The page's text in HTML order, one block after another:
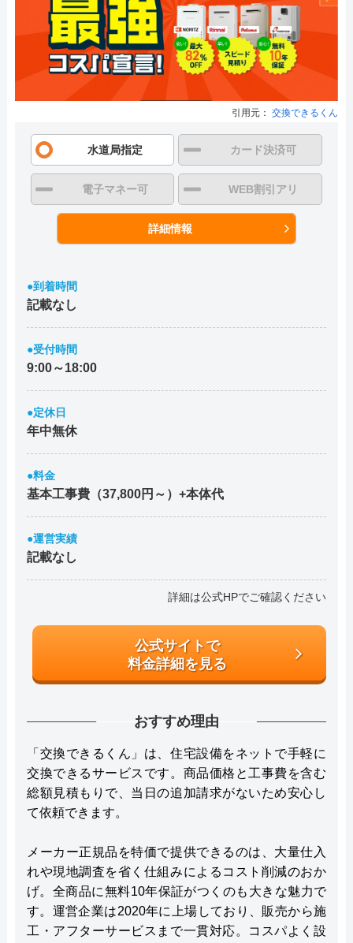
引用元： 交換できるくん
水道局指定 カード決済可
電子マネー可 WEB割引アリ
詳細情報
●到着時間
記載なし
●受付時間
9:00～18:00
●定休日
年中無休
●料金
基本工事費（37,800円～）+本体代
●運営実績
記載なし
詳細は公式HPでご確認ください
公式サイトで
料金詳細を見る
おすすめ理由
「交換できるくん」は、住宅設備をネットで手軽に
交換できるサービスです。商品価格と工事費を含む
総額見積もりで、当日の追加請求がないため安心し
て依頼できます。
メーカー正規品を特価で提供できるのは、大量仕入
れや現地調査を省く仕組みによるコスト削減のおか
げ。全商品に無料10年保証がつくのも大きな魅力で
す。運営企業は2020年に上場しており、販売から施
工・アフターサービスまで一貫対応。コスパよく設